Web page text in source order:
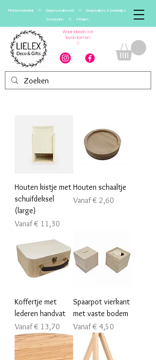
Plottermateriaal ♡ Gepersonaliseerd ♡ Doopsuikers & bedankjes
Verzenden ♡ Afhalen
Waar ideeën tot
leven komen
♡
Houten kistje met
schuifdeksel
(large)
Vanaf€ 11,30
Verkoopprijs
Houten schaaltje
Vanaf€ 2,60
Verkoopprijs
Koffertje met
lederen handvat
Vanaf€ 13,70
Verkoopprijs
Spaarpot vierkant
met vaste bodem
Vanaf€ 4,50
Verkoopprijs